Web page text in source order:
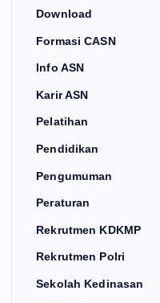
Download
Formasi CASN
Info ASN
Karir ASN
Pelatihan
Pendidikan
Pengumuman
Peraturan
Rekrutmen KDKMP
Rekrutmen Polri
Sekolah Kedinasan